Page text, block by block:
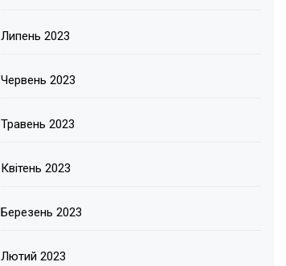
Липень 2023
Червень 2023
Травень 2023
Квітень 2023
Березень 2023
Лютий 2023